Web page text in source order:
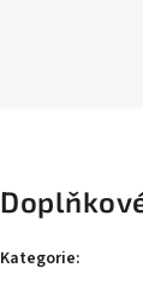
Kategorie: